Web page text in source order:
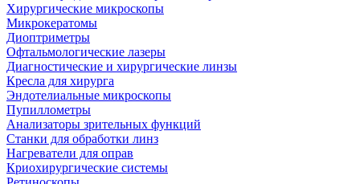
Хирургические микроскопы
Микрокератомы
Диоптриметры
Офтальмологические лазеры
Диагностические и хирургические линзы
Кресла для хирурга
Эндотелиальные микроскопы
Пупиллометры
Анализаторы зрительных функций
Станки для обработки линз
Нагреватели для оправ
Криохирургические системы